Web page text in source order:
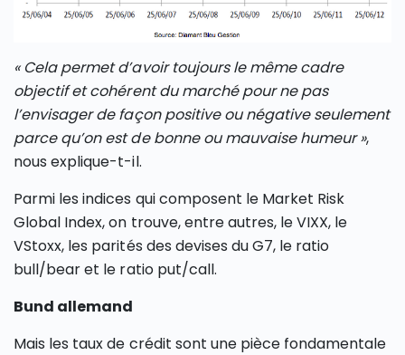
« Cela permet d’avoir toujours le même cadre
objectif et cohérent du marché pour ne pas
l’envisager de façon positive ou négative seulement
parce qu’on est de bonne ou mauvaise humeur »,
nous explique-t-il.
Parmi les indices qui composent le Market Risk
Global Index, on trouve, entre autres, le VIXX, le
VStoxx, les parités des devises du G7, le ratio
bull/bear et le ratio put/call.
Bund allemand
Mais les taux de crédit sont une pièce fondamentale